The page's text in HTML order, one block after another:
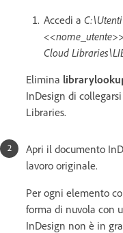
Accedi a
Cloud
Elimina
InDesign di
Libraries.
Apri il documento
lavoro originale.
Per ogni elemento
forma di nuvola con
InDesign non è in